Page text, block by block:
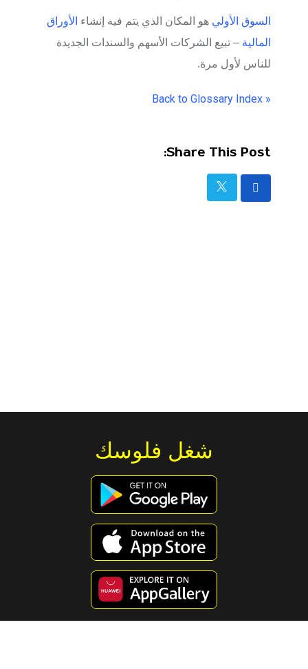
السوق الأولي هو المكان الذي يتم فيه إنشاء الأوراق
المالية – تبيع الشركات الأسهم والسندات الجديدة
للناس لأول مرة.
« Back to Glossary Index
Share This Post:
شغل فلوسك